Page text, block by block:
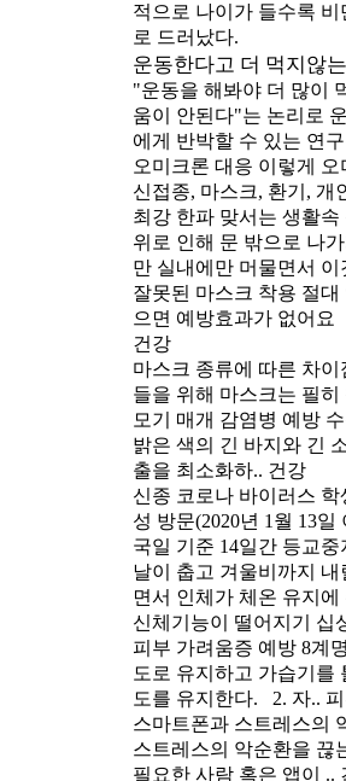
적으로 나이가 들수록
로 드러났다.
운동한다고 더 먹지않
"운동을 해봐야 더 많이
움이 안된다"는 논리로
에게 반박할 수 있는 연
오미크론 대응 이렇게
오
신접종, 마스크, 환기, 개
최강 한파 맞서는 생활속
위로 인해 문 밖으로 나
만 실내에만 머물면서 이
잘못된 마스크 착용 절대
으면 예방효과가 없어
건강
마스크 종류에 따른 차이
들을 위해 마스크는 필히
모기 매개 감염병 예방
밝은 색의 긴 바지와 긴
출을 최소화하.. 건강
신종 코로나 바이러스 학
성 방문(2020년 1월 13일
국일 기준 14일간 등교중
날이 춥고 겨울비까지 내
면서 인체가 체온 유지
신체기능이 떨어지기 십
피부 가려움증 예방 8계명
도로 유지하고 가습기를
도를 유지한다. 2. 자..
스마트폰과 스트레스의
스트레스의 악순환을 끊
필요한 사람 혹은 앱이 ..